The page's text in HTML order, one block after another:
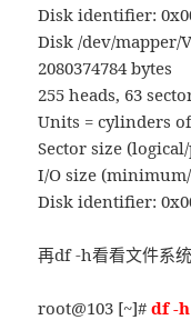
Disk identifier:
Disk /dev/mapper/
2080374784 bytes
255 heads, 63
Units = cylinders of
Sector size
I/O size
Disk identifier:
再df -h看看文件系统
root@103 [~]#df -h